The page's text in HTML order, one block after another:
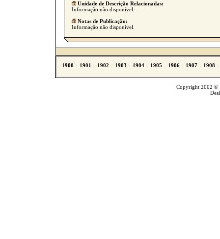
Unidade de Descrição Relacionadas:
Informação não disponível.
Notas de Publicação:
Informação não disponível.
Copyright 2002 ©